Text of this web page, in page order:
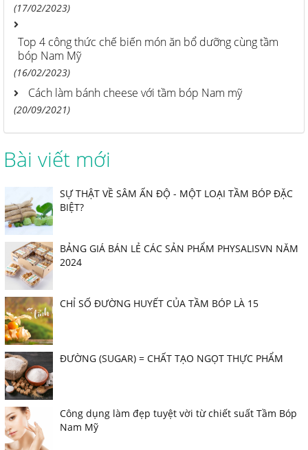
(17/02/2023)
Top 4 công thức chế biến món ăn bổ dưỡng cùng tầm
bóp Nam Mỹ
(16/02/2023)
Cách làm bánh cheese với tầm bóp Nam mỹ
(20/09/2021)
Bài viết mới
SỰ THẬT VỀ SÂM ẤN ĐỘ - MỘT LOẠI TẦM BÓP ĐẶC
BIỆT?
BẢNG GIÁ BÁN LẺ CÁC SẢN PHẨM PHYSALISVN NĂM
2024
CHỈ SỐ ĐƯỜNG HUYẾT CỦA TẦM BÓP LÀ 15
ĐƯỜNG (SUGAR) = CHẤT TẠO NGỌT THỰC PHẨM
Công dụng làm đẹp tuyệt vời từ chiết suất Tầm Bóp
Nam Mỹ